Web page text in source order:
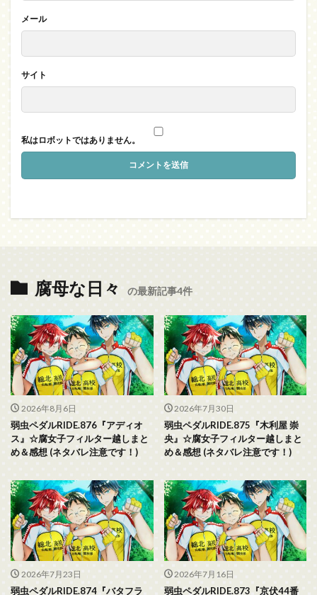
メール
サイト
私はロボットではありません。
腐母な日々 の最新記事4件
2026年8月6日
弱虫ペダルRIDE.876『アディオ
ス』☆腐女子フィルター越しまと
め＆感想 (ネタバレ注意です！)
2026年7月30日
弱虫ペダルRIDE.875『木利屋 崇
央』☆腐女子フィルター越しまと
め＆感想 (ネタバレ注意です！)
2026年7月23日
弱虫ペダルRIDE.874『バタフラ
2026年7月16日
弱虫ペダルRIDE.873『京伏44番